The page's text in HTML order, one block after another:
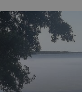
Drahanské vrchoviny
roce 1313 kronikáři